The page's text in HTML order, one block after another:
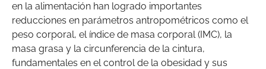
en la alimentación han logrado importantes
reducciones en parámetros antropométricos como el
peso corporal, el índice de masa corporal (IMC), la
masa grasa y la circunferencia de la cintura,
fundamentales en el control de la obesidad y sus